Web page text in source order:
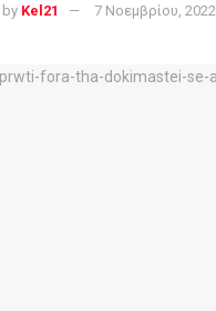
by Kel21 7 Νοεμβρίου, 2022